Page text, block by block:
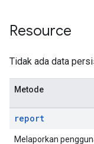
Resource
Tidak ada data
Metode
report
Melaporkan